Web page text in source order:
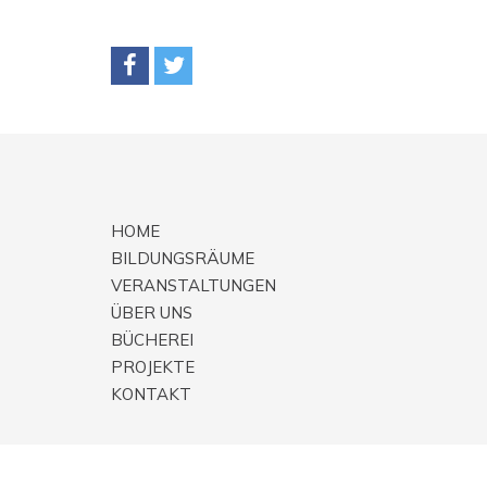
HOME
BILDUNGSRÄUME
VERANSTALTUNGEN
ÜBER UNS
BÜCHEREI
PROJEKTE
KONTAKT